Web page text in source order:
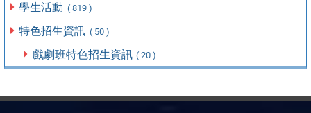
學生活動 ( 819 )
特色招生資訊 ( 50 )
戲劇班特色招生資訊 ( 20 )